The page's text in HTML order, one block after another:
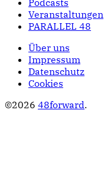
Podcasts
Veranstaltungen
PARALLEL 48
Über uns
Impressum
Datenschutz
Cookies
©2026 48forward.